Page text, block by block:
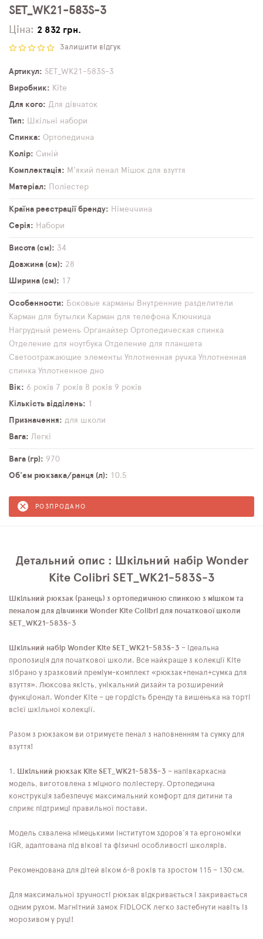
SET_WK21-583S-3
Ціна: 2 832 грн.
Залишити відгук
Артикул
SET_WK21-583S-3
Виробник
Kite
Для кого
Для дівчаток
Тип
Шкільні набори
Спинка
Ортопедична
Колір
Синій
Комплектація
М'який пенал Мішок для взуття
Матеріал
Поліестер
Країна реєстрації бренду
Німеччина
Серія
Набори
Висота (см)
34
Довжина (см)
28
Ширина (см)
17
Особенности Боковые карманы Внутренние разделители
Карман для бутылки Карман для телефона Ключница
Нагрудный ремень Органайзер Ортопедическая спинка
Отделение для ноутбука Отделение для планшета
Светоотражающие элементы Уплотненная ручка Уплотненная
спинка Уплотненное дно
Вік
6 років 7 років 8 років 9 років
Кількість відділень
1
Призначення
для школи
Вага
Легкі
Вага (гр)
970
Об'єм рюкзака/ранця (л)
10,5
РОЗПРОДАНО
Детальний опис : Шкільний набір Wonder
Kite Colibri SET_WK21-583S-3
Шкільний рюкзак (ранець) з ортопедичною спинкою з мішком та
пеналом для дівчинки Wonder Kite Colibri для початкової школи
SET_WK21-583S-3
Шкільний набір Wonder Kite SET_WK21-583S-3 – ідеальна
пропозиція для початкової школи. Все найкраще з колекції Kite
зібрано у зразковий преміум-комплект «рюкзак+пенал+сумка для
взуття». Люксова якість, унікальний дизайн та розширений
функціонал. Wonder Kite – це гордість бренду та вишенька на торті
всієї шкільної колекції.
Разом з рюкзаком ви отримуєте пенал з наповненням та сумку для
взуття!
1. Шкільний рюкзак Kite SET_WK21-583S-3 – напівкаркасна
модель, виготовлена ​​з міцного поліестеру. Ортопедична
конструкція забезпечує максимальний комфорт для дитини та
сприяє підтримці правильної постави.
Модель схвалена німецькими інститутом здоров'я та ергономіки
IGR, адаптована під вікові та фізичні особливості школярів.
Рекомендована для дітей віком 6-8 років та зростом 115 – 130 см.
Для максимальної зручності рюкзак відкривається і закривається
одним рухом. Магнітний замок FIDLOCK легко застебнути навіть із
морозивом у руці!